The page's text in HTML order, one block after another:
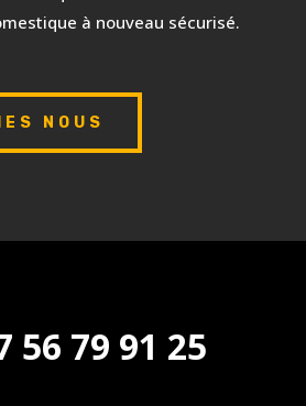
à nouveau sécurisé.
NOUS
56 79 91 25